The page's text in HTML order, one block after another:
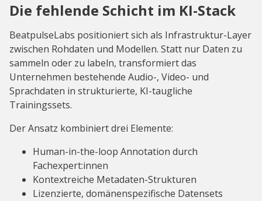
Die fehlende Schicht im KI-Stack
BeatpulseLabs positioniert sich als Infrastruktur-Layer
zwischen Rohdaten und Modellen. Statt nur Daten zu
sammeln oder zu labeln, transformiert das
Unternehmen bestehende Audio-, Video- und
Sprachdaten in strukturierte, KI-taugliche
Trainingssets.
Der Ansatz kombiniert drei Elemente:
Human-in-the-loop Annotation durch
Fachexpert:innen
Kontextreiche Metadaten-Strukturen
Lizenzierte, domänenspezifische Datensets